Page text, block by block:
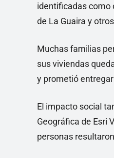
identificadas como
de La Guaira y
Muchas familias
sus viviendas
y prometió
El impacto social
Geográfica de Esri
personas